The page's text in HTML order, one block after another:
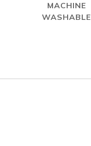
MACHINE
WASHABLE